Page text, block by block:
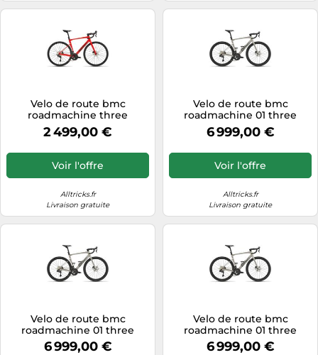
Velo de route bmc
roadmachine three
shimano 105 12v 700 mm
rouge noir 2027
2 499,00 €
Voir l'offre
Alltricks.fr
Livraison gratuite
Velo de route bmc
roadmachine 01 three
shimano ultegra di2 12v 700
mm gris noir 2027
6 999,00 €
Voir l'offre
Alltricks.fr
Livraison gratuite
Velo de route bmc
roadmachine 01 three
shimano ultegra di2 12v 700
6 999,00 €
Velo de route bmc
roadmachine 01 three
shimano ultegra di2 12v 700
6 999,00 €